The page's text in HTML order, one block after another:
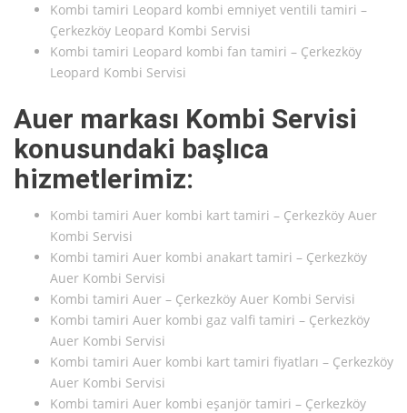
Kombi tamiri Leopard kombi emniyet ventili tamiri –
Çerkezköy Leopard Kombi Servisi
Kombi tamiri Leopard kombi fan tamiri – Çerkezköy
Leopard Kombi Servisi
Auer markası Kombi Servisi
konusundaki başlıca
hizmetlerimiz:
Kombi tamiri Auer kombi kart tamiri – Çerkezköy Auer
Kombi Servisi
Kombi tamiri Auer kombi anakart tamiri – Çerkezköy
Auer Kombi Servisi
Kombi tamiri Auer – Çerkezköy Auer Kombi Servisi
Kombi tamiri Auer kombi gaz valfi tamiri – Çerkezköy
Auer Kombi Servisi
Kombi tamiri Auer kombi kart tamiri fiyatları – Çerkezköy
Auer Kombi Servisi
Kombi tamiri Auer kombi eşanjör tamiri – Çerkezköy